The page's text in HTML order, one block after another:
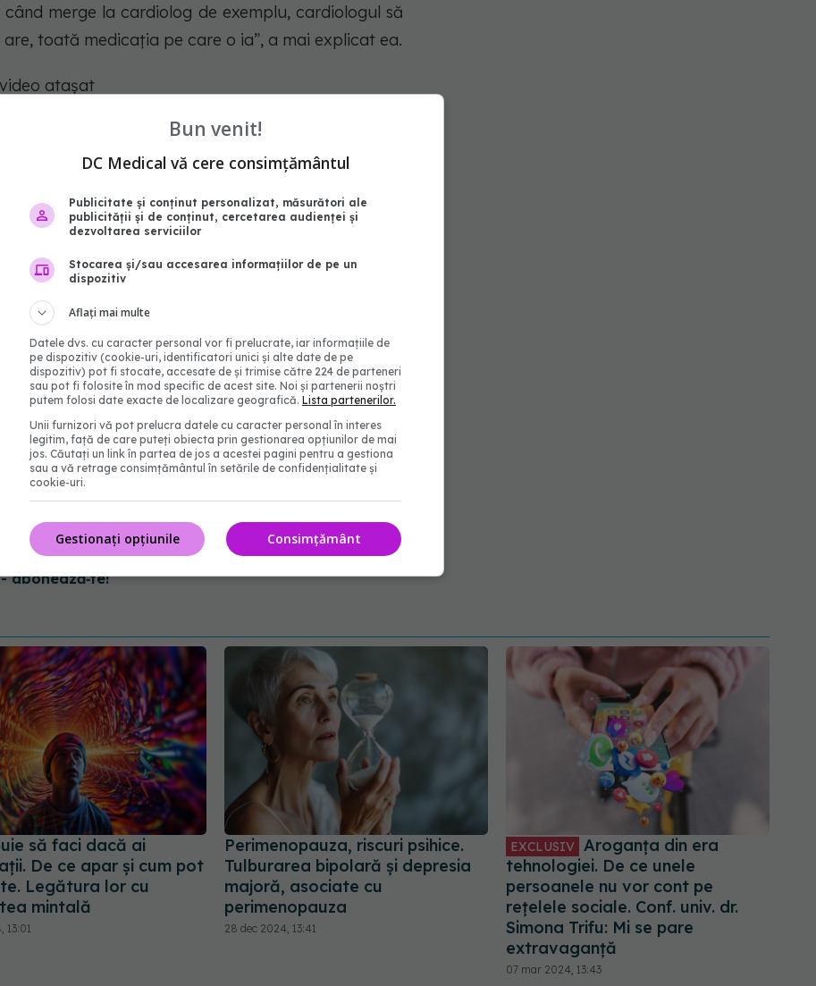
merge la cardiolog de exemplu, cardiologul să
toată medicația pe care o ia”, a mai explicat ea.
atașat
medic familie daciana toma
diagnisticare
abonează‑te!
să faci dacă ai
De ce apar și cum pot
Legătura lor cu
mintală
13:01
Perimenopauza, riscuri psihice.
Tulburarea bipolară și depresia
majoră, asociate cu
perimenopauza
28 dec 2024, 13:41
EXCLUSIV Aroganța din era
tehnologiei. De ce unele
persoanele nu vor cont pe
rețelele sociale. Conf. univ. dr.
Simona Trifu: Mi se pare
extravaganță
07 mar 2024, 13:43
Bun venit!
DC Medical vă cere consimțământul
Publicitate și conținut personalizat, măsurători ale
publicității și de conținut, cercetarea audienței și
dezvoltarea serviciilor
Stocarea și/sau accesarea informațiilor de pe un
dispozitiv
Aflați mai multe
Datele dvs. cu caracter personal vor fi prelucrate, iar informațiile de
pe dispozitiv (cookie-uri, identificatori unici și alte date de pe
dispozitiv) pot fi stocate, accesate de și trimise către 224 de parteneri
sau pot fi folosite în mod specific de acest site. Noi și partenerii noștri
putem folosi date exacte de localizare geografică. Lista partenerilor.
Unii furnizori vă pot prelucra datele cu caracter personal în interes
legitim, față de care puteți obiecta prin gestionarea opțiunilor de mai
jos. Căutați un link în partea de jos a acestei pagini pentru a gestiona
sau a vă retrage consimțământul în setările de confidențialitate și
cookie-uri.
Consimțământ
Gestionați opțiunile